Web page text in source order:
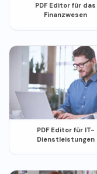
PDF Editor für das
Finanzwesen
PDF Editor für IT-
Dienstleistungen